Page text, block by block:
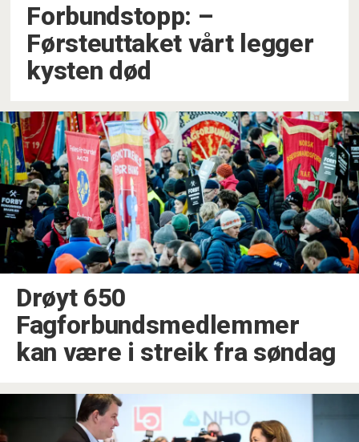
Forbundstopp: –⁠
Førsteuttaket vårt legger
kysten død
Drøyt 650
Fagforbundsmedlemmer
kan være i streik fra søndag